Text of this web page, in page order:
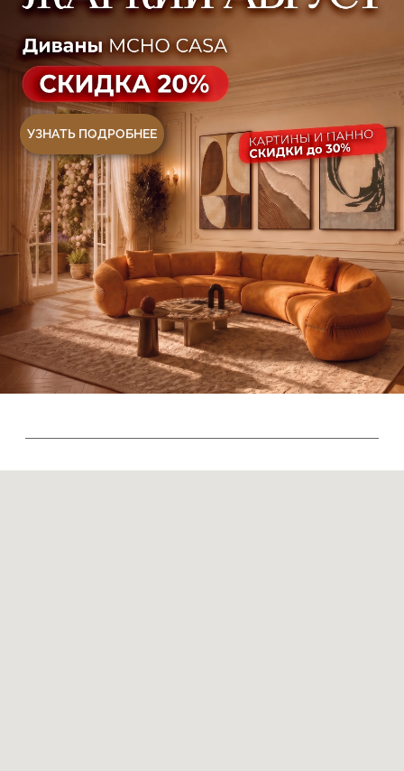
© 2026 Sky Living
Политика конфиденциальности
+7 (958) 202-41-41
+7 (499) 916-60-66
+7 (932) 021-99-97
+7 (499) 916-60-10,
Политика возврата товаров
Sales@skyliving.ru
Ежедневно, с 10:00 до 21:00
Telegram и YouTube ограничены на территории
РФ (на основании ФЗ-149 "Об информации")